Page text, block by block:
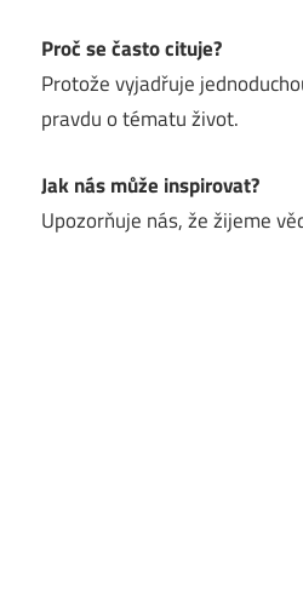
Proč se často cituje?
Protože vyjadřuje
pravdu o tématu život.
Jak nás může inspirovat?
Upozorňuje nás, že žijeme